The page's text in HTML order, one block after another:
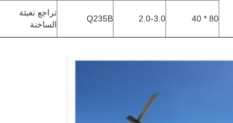
80 * 40
2.0-3.0
Q235B
تراجع تعبئة
الساخنة